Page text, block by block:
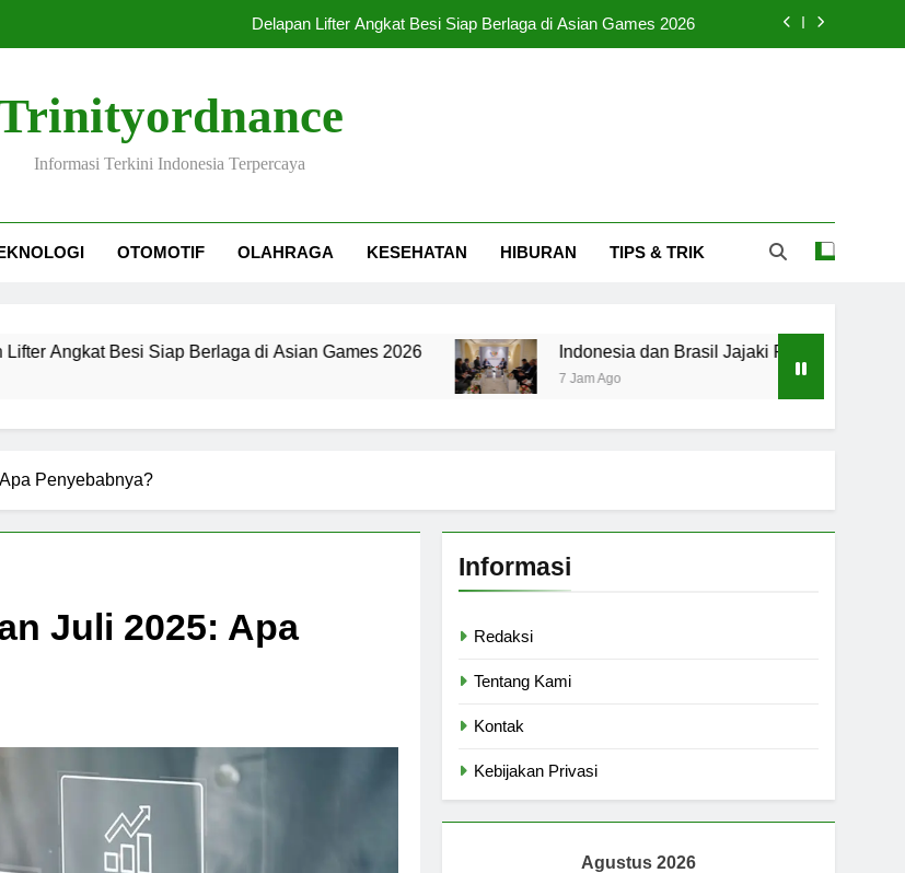
Delapan Lifter Angkat Besi Siap Berlaga di Asian Games 2026
Udara Jakarta Tidak Sehat pada Pagi Hari Minggu
Tangisan Kenzo Menggugah Arumi untuk Menangis Haru
Informasi Terkini Indonesia Terpercaya
OTOMOTIF OLAHRAGA KESEHATAN HIBURAN TIPS & TRIK
Besi Siap Berlaga di Asian Games 2026 Indonesia dan Brasil Jajaki PTA untuk Akses Pasar
7 Jam Ago
Penyebabnya?
Juli 2025: Apa
Informasi
Redaksi
Tentang Kami
Kontak
Kebijakan Privasi
Agustus 2026